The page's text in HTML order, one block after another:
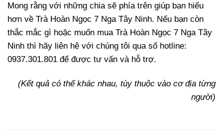
Mong rằng với những chia sẽ phía trên giúp bạn hiểu
hơn về Trà Hoàn Ngọc 7 Nga Tây Ninh. Nếu bạn còn
thắc mắc gì hoặc muốn mua Trà Hoàn Ngọc 7 Nga Tây
Ninh thì hãy liên hệ với chúng tôi qua số hotline:
0937.301.801 để được tư vấn và hỗ trợ.
(Kết quả có thể khác nhau, tùy thuộc vào cơ địa từng
người)